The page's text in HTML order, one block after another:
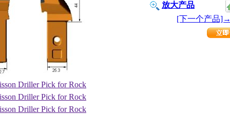
放大产品
[下一个产品]→